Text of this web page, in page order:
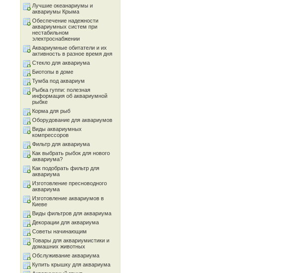
Лучшие океанариумы и
аквариумы Крыма
Обеспечение надежности
аквариумных систем при
нестабильном
электроснабжении
Аквариумные обитатели и их
активность в разное время дня
Стекло для аквариума
Биотопы в доме
Тумба под аквариум
Рыбка гуппи: полезная
информация об аквариумной
рыбке
Корма для рыб
Оборудование для аквариумов
Виды аквариумных
компрессоров
Фильтр для аквариума
Как выбрать рыбок для нового
аквариума?
Как подобрать фильтр для
аквариума
Изготовление пресноводного
аквариума
Изготовление аквариумов в
Киеве
Виды фильтров для аквариума
Декорации для аквариума
Советы начинающим
Товары для аквариумистики и
домашних животных
Обслуживание аквариума
Купить крышку для аквариума